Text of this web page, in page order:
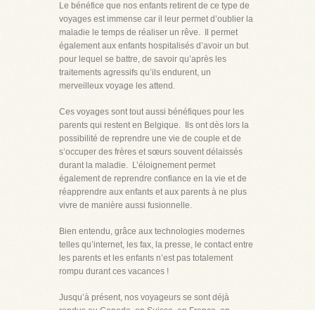
Le bénéfice que nos enfants retirent de ce type de
voyages est immense car il leur permet d’oublier la
maladie le temps de réaliser un rêve. Il permet
également aux enfants hospitalisés d’avoir un but
pour lequel se battre, de savoir qu’après les
traitements agressifs qu’ils endurent, un
merveilleux voyage les attend.
Ces voyages sont tout aussi bénéfiques pour les
parents qui restent en Belgique. Ils ont dès lors la
possibilité de reprendre une vie de couple et de
s’occuper des frères et sœurs souvent délaissés
durant la maladie. L’éloignement permet
également de reprendre confiance en la vie et de
réapprendre aux enfants et aux parents à ne plus
vivre de manière aussi fusionnelle.
Bien entendu, grâce aux technologies modernes
telles qu’internet, les fax, la presse, le contact entre
les parents et les enfants n’est pas totalement
rompu durant ces vacances !
Jusqu’à présent, nos voyageurs se sont déjà